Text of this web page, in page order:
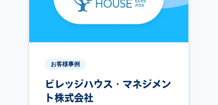
お客様事例
ビレッジハウス・マネジメン
ト株式会社